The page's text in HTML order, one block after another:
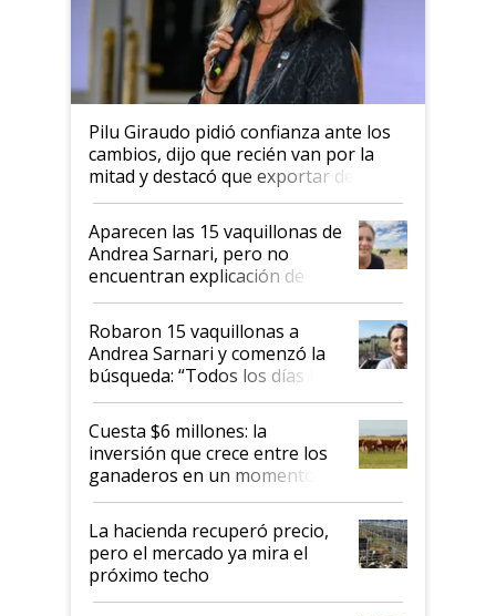
Pilu Giraudo pidió confianza ante los
cambios, dijo que recién van por la
mitad y destacó que exportar dejó de
ser "para unos pocos": "Tenemos un
mandato muy claro del gobierno
nacional"
Aparecen las 15 vaquillonas de
Andrea Sarnari, pero no
encuentran explicación de
cómo llegaron allí
Robaron 15 vaquillonas a
Andrea Sarnari y comenzó la
búsqueda: “Todos los días le
toca a algún productor”
Cuesta $6 millones: la
inversión que crece entre los
ganaderos en un momento
histórico para la actividad
La hacienda recuperó precio,
pero el mercado ya mira el
próximo techo